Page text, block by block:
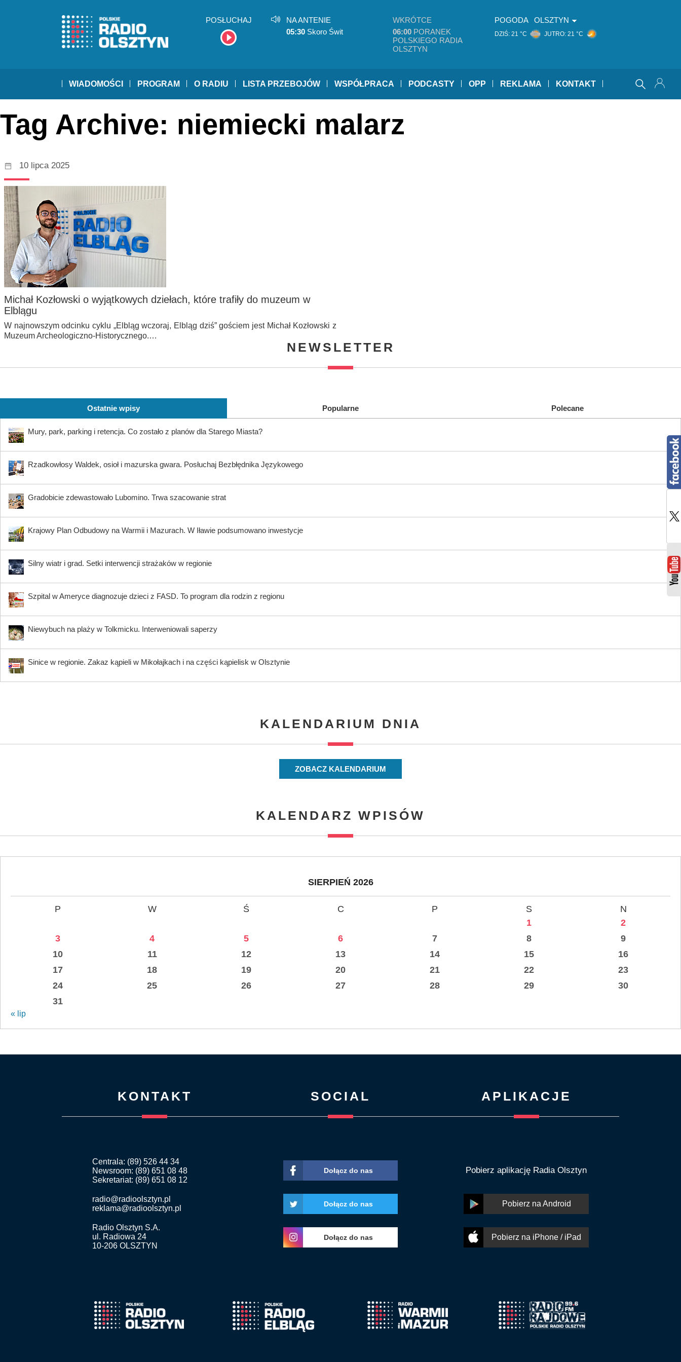
POSŁUCHAJ
NA ANTENIE
05:30 Skoro Świt
WKRÓTCE
06:00 PORANEK
POLSKIEGO RADIA
OLSZTYN
POGODA OLSZTYN
DZIŚ: 21 °C JUTRO: 21 °C
WIADOMOŚCI PROGRAM O RADIU LISTA PRZEBOJÓW WSPÓŁPRACA PODCASTY OPP REKLAMA KONTAKT
Tag Archive: niemiecki malarz
10 lipca 2025
Michał Kozłowski o wyjątkowych dziełach, które trafiły do muzeum w
Elblągu
W najnowszym odcinku cyklu „Elbląg wczoraj, Elbląg dziś” gościem jest Michał Kozłowski z
Muzeum Archeologiczno-Historycznego.…
NEWSLETTER
Ostatnie wpisy Popularne Polecane
Mury, park, parking i retencja. Co zostało z planów dla Starego Miasta?
Rzadkowłosy Waldek, osioł i mazurska gwara. Posłuchaj Bezbłędnika Językowego
Gradobicie zdewastowało Lubomino. Trwa szacowanie strat
Krajowy Plan Odbudowy na Warmii i Mazurach. W Iławie podsumowano inwestycje
Silny wiatr i grad. Setki interwencji strażaków w regionie
Szpital w Ameryce diagnozuje dzieci z FASD. To program dla rodzin z regionu
Niewybuch na plaży w Tolkmicku. Interweniowali saperzy
Sinice w regionie. Zakaz kąpieli w Mikołajkach i na części kąpielisk w Olsztynie
KALENDARIUM DNIA
ZOBACZ KALENDARIUM
KALENDARZ WPISÓW
SIERPIEŃ 2026
P W Ś C P S
N
1
2
3
4 5 6 7 8
9
10
11 12 13 14 15
16
17
18 19 20 21 22
23
24
25 26 27 28 29
30
31
« lip
KONTAKT
Centrala: (89) 526 44 34
Newsroom: (89) 651 08 48
Sekretariat: (89) 651 08 12
radio@radioolsztyn.pl
reklama@radioolsztyn.pl
Radio Olsztyn S.A.
ul. Radiowa 24
10-206 OLSZTYN
SOCIAL
Dołącz do nas
Dołącz do nas
Dołącz do nas
APLIKACJE
Pobierz aplikację Radia Olsztyn
Pobierz na Android
Pobierz na iPhone / iPad